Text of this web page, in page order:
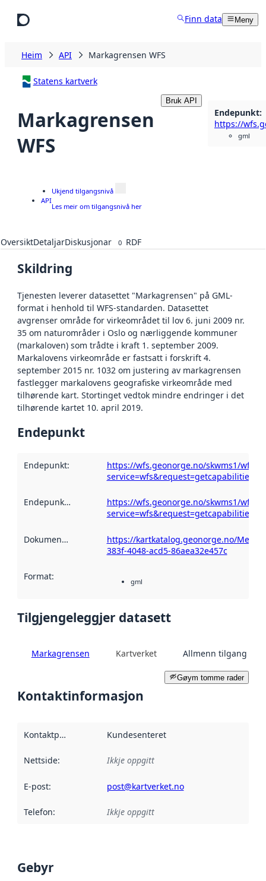
Finn data Meny
Heim API Markagrensen WFS
Statens kartverk
Markagrensen
WFS
Bruk API
Endepunkt:
gml
API
Ukjend tilgangsnivå
Les meir om tilgangsnivå her
OversiktDetaljarDiskusjonar 0 RDF
Skildring
Tjenesten leverer datasettet "Markagrensen" på GML-
format i henhold til WFS-standarden. Datasettet
avgrenser område for virkeområdet til lov 6. juni 2009 nr.
35 om naturområder i Oslo og nærliggende kommuner
(markaloven) som trådte i kraft 1. september 2009.
Markalovens virkeområde er fastsatt i forskrift 4.
september 2015 nr. 1032 om justering av markagrensen
fastlegger markalovens geografiske virkeområde med
tilhørende kart. Stortinget vedtok mindre endringer i det
tilhørende kartet 10. april 2019.
Endepunkt
Endepunkt:
https://wfs.geonorge.no/skwms1/
service=wfs&request=getcapabilities
Endepunktskildring
https://wfs.geonorge.no/skwms1/
service=wfs&request=getcapabilities
Dokumentasjon
https://kartkatalog.geonorge.no/
383f-4048-acd5-86aea32e457c
Format: gml
Tilgjengeleggjer datasett
Markagrensen Kartverket Allmenn tilgang
Gøym tomme rader
Kontaktinformasjon
Kontaktpunkt Kundesenteret
Nettside: Ikkje oppgitt
E-post: post@kartverket.no
Telefon: Ikkje oppgitt
Gebyr